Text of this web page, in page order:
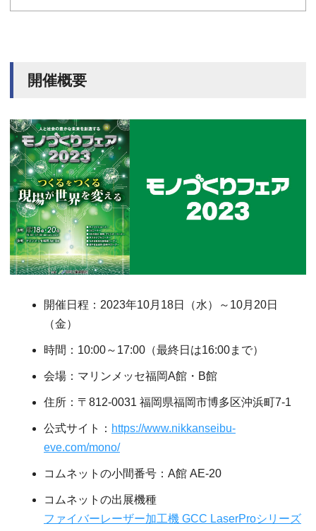
開催概要
開催日程：2023年10月18日（水）～10月20日
（金）
時間：10:00～17:00（最終日は16:00まで）
会場：マリンメッセ福岡A館・B館
住所：〒812-0031 福岡県福岡市博多区沖浜町7-1
公式サイト： https://www.nikkanseibu-
eve.com/mono/
コムネットの小間番号：A館 AE-20
コムネットの出展機種
ファイバーレーザー加工機 GCC LaserProシリーズ